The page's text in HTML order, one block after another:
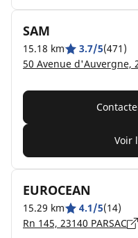
SAM
15.18 km 3.7/5(471)
50 Avenue d'Auvergne,
Voir
EUROCEAN
15.29 km 4.1/5(14)
Rn 145, 23140 PARSAC